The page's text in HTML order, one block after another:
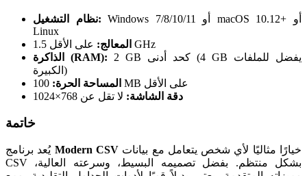
نظام التشغيل: Windows 7/8/10/11 أو macOS 10.12+ أو
Linux
المعالج: على الأقل 1.5 GHz
الذاكرة (RAM): 2 GB كحد أدنى (4 GB يفضل للملفات
الكبيرة)
المساحة الحرة:
100 MB على الأقل
دقة الشاشة: لا تقل عن 768×1024
خاتمة
يُعد برنامج Modern CSVخيارًا مثاليًا لأي شخص يتعامل مع بيانات
CSV بشكل منتظم. بفضل تصميمه البسيط، وسرعته العالية،